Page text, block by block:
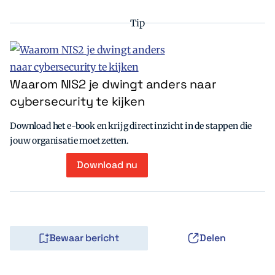
Tip
Waarom NIS2 je dwingt anders naar
cybersecurity te kijken
Download het e-book en krijg direct inzicht in de stappen die
jouw organisatie moet zetten.
Download nu
Bewaar bericht Delen